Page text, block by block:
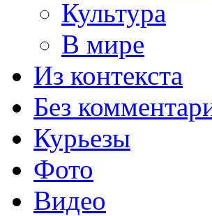
Культура
В мире
Из контекста
Без
Курьезы
Фото
Видео